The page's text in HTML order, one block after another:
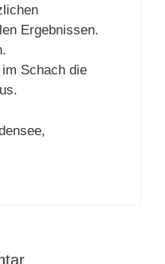
Ergebnissen.
Schach die